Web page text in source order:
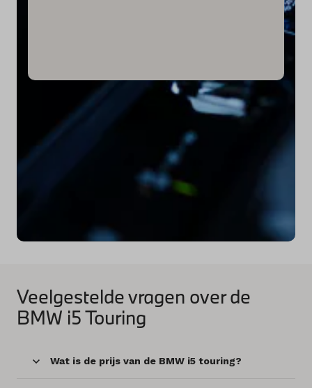
Veelgestelde vragen over de
BMW i5 Touring
Wat is de prijs van de BMW i5 touring?